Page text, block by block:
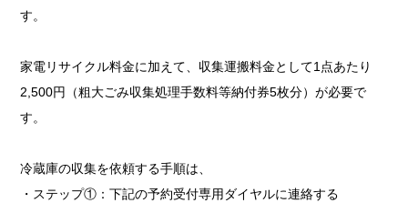
す。
家電リサイクル料金に加えて、収集運搬料金として1点あたり
2,500円（粗大ごみ収集処理手数料等納付券5枚分）が必要で
す。
冷蔵庫の収集を依頼する手順は、
・ステップ①：下記の予約受付専用ダイヤルに連絡する